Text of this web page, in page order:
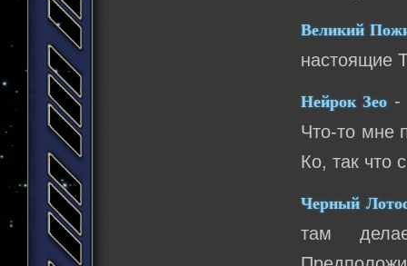
Великий
настоящие
Нейрок Зео-
Что-то мне
Ко, так что
Черный
там